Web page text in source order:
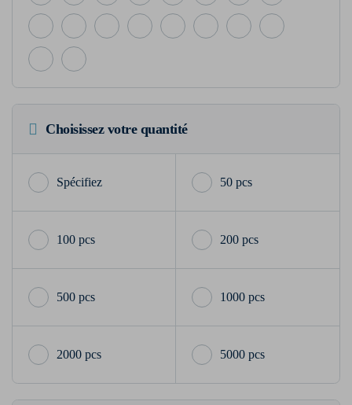
Choisissez votre quantité
50 pcs
100 pcs 200 pcs
500 pcs 1000 pcs
2000 pcs 5000 pcs